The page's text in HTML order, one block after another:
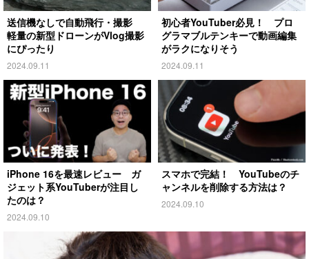
送信機なしで自動飛行・撮影
軽量の新型ドローンがVlog撮影
にぴったり
2024.09.11
初心者YouTuber必見！ プロ
グラマブルテンキーで動画編集
がラクになりそう
2024.09.11
iPhone 16を最速レビュー ガ
ジェット系YouTuberが注目し
たのは？
2024.09.10
スマホで完結！ YouTubeのチ
ャンネルを削除する方法は？
2024.09.10